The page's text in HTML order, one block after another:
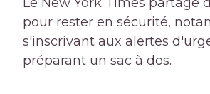
pour rester en sécurité,
s'inscrivant aux alertes
préparant un sac à dos.